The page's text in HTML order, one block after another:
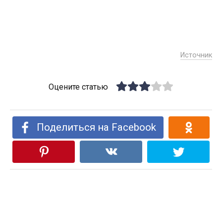
Источник
Оцените статью
Поделиться на Facebook